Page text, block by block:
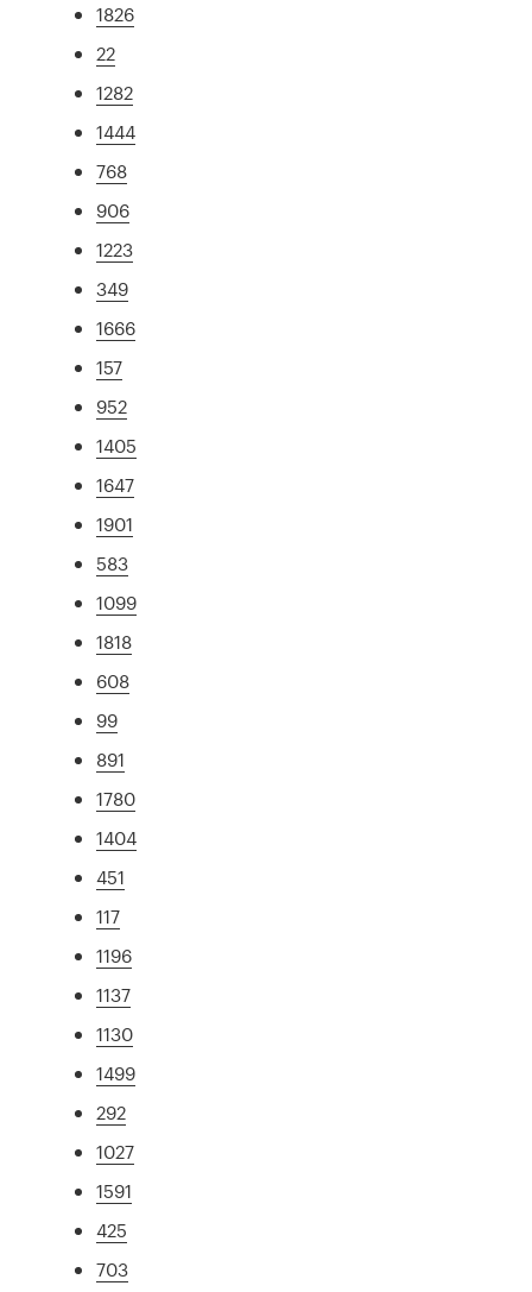
1826
22
1282
1444
768
906
1223
349
1666
157
952
1405
1647
1901
583
1099
1818
608
99
891
1780
1404
451
117
1196
1137
1130
1499
292
1027
1591
425
703